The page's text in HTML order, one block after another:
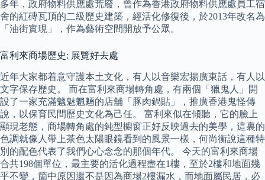
多年，政府物料供應處荒廢，曾作為香港政府物料供應處員工宿
舍的紅磚瓦頂的二級歷史建築，經活化修復後，於2013年改名為
「油街實現」，作為藝術空間開放予公眾。
富利來商場歷史: 展覽好去處
近年大家都着意守護本土文化，有人以音樂宏揚廣東話，有人以
文字保存歷史。 而在富利來商場轉角處，有兩個「獵鬼人」開
設了一家充滿魑魅魍魎的店舖「豚肉鍋貼」，推廣香港鬼怪傳
說，以保育民間歷史文化為己任。 富利來似在傾聽，它的臉上
顯現老態，商場轉角處的鈍型櫥窗正好反映過去的美學，這裏的
色調就像人帶上茶色太陽眼鏡看到的風景一樣，何尚衡說這種特
別的配色代表了我們心心念念的那個年代。 今天的富利來商場
合共198個單位，最主要的活化過程盡在1樓，至於2樓和地面幾
乎不變，箇中原因還不是因為商場2樓漏水，而地面屬民居，必